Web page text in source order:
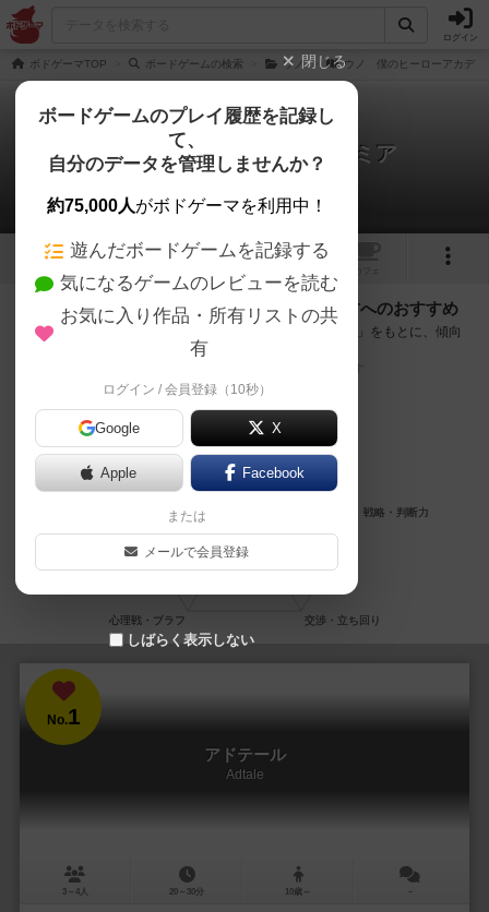
ログイン
ボドゲーマTOP ボードゲームの検索 ウノ ウノ 僕のヒーローアカデミ
ウノ 僕のヒーローアカデミア
次のおすすめボードゲーム
2
『ウノ 僕のヒーローアカデミア』が好きな方へのおすすめ
このゲームのトップページで投票された「プレイ感の評価」をもとに、傾向
が近いボードゲームをランキング形式で紹介します。
No.1
アドテール
Adtale
3～4人 20～30分 10歳～ －
閉じる
ボードゲームのプレイ履歴を記録し
て、
自分のデータを管理しませんか？
約75,000人がボドゲーマを利用中！
遊んだボードゲームを記録する
気になるゲームのレビューを読む
お気に入り作品・所有リストの共
有
ログイン / 会員登録（10秒）
Google X
Apple Facebook
または
メールで会員登録
しばらく表示しない